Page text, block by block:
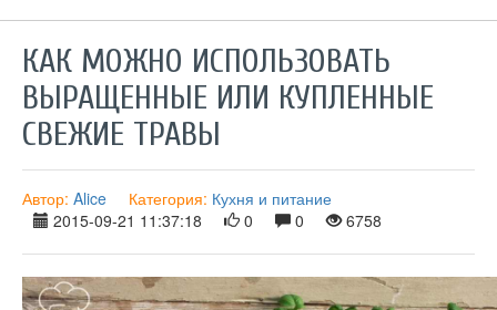
КАК МОЖНО ИСПОЛЬЗОВАТЬ
ВЫРАЩЕННЫЕ ИЛИ КУПЛЕННЫЕ
СВЕЖИЕ ТРАВЫ
Автор: Alice Категория: Кухня и питание
2015-09-21 11:37:18
0 0 6758